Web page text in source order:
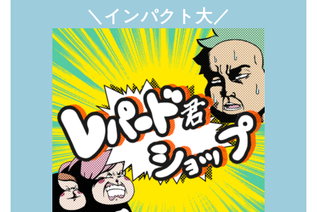
＼インパクト大／